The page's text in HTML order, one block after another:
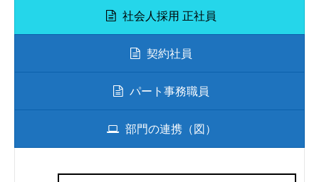
社会人採用 正社員
契約社員
パート事務職員
部門の連携（図）